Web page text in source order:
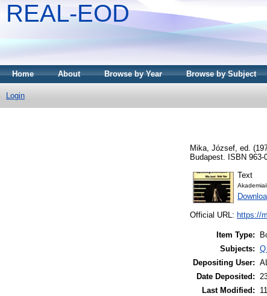
REAL-EOD
Home About Browse by Year Browse by Subject
Login
Mika, József , ed.
Budapest. ISBN 963-
Text
Official URL: https://
Item Type:
Subjects:
Depositing User:
Date Deposited:
Last Modified: